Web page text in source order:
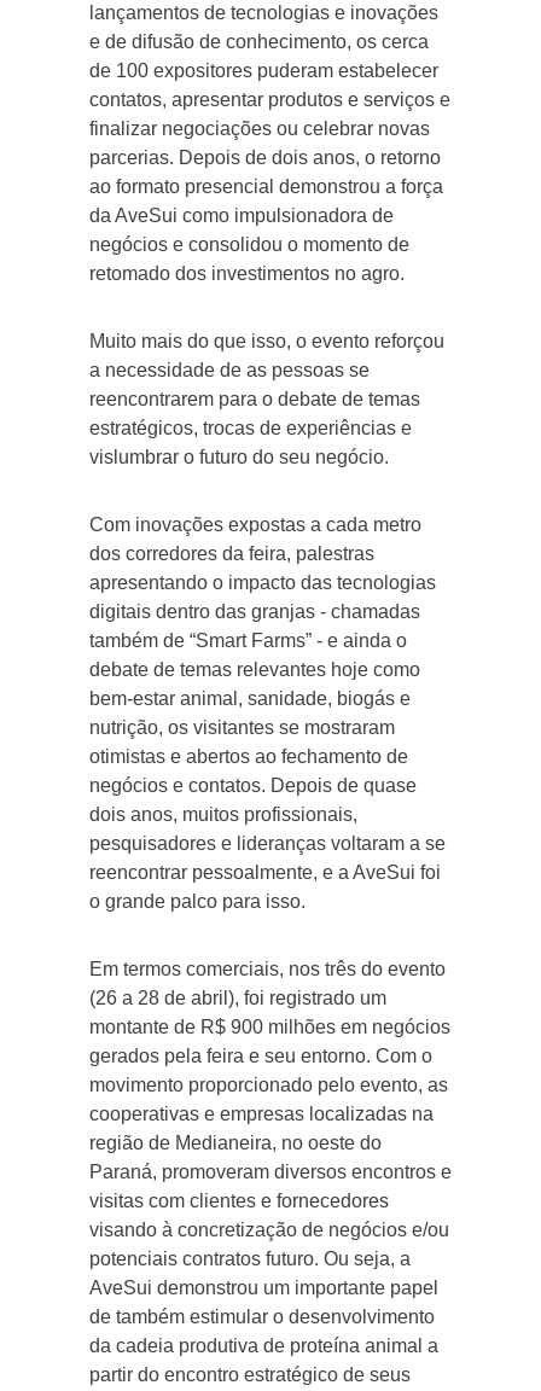
lançamentos de tecnologias e inovações
e de difusão de conhecimento, os cerca
de 100 expositores puderam estabelecer
contatos, apresentar produtos e serviços e
finalizar negociações ou celebrar novas
parcerias. Depois de dois anos, o retorno
ao formato presencial demonstrou a força
da AveSui como impulsionadora de
negócios e consolidou o momento de
retomado dos investimentos no agro.
Muito mais do que isso, o evento reforçou
a necessidade de as pessoas se
reencontrarem para o debate de temas
estratégicos, trocas de experiências e
vislumbrar o futuro do seu negócio.
Com inovações expostas a cada metro
dos corredores da feira, palestras
apresentando o impacto das tecnologias
digitais dentro das granjas - chamadas
também de “Smart Farms” - e ainda o
debate de temas relevantes hoje como
bem-estar animal, sanidade, biogás e
nutrição, os visitantes se mostraram
otimistas e abertos ao fechamento de
negócios e contatos. Depois de quase
dois anos, muitos profissionais,
pesquisadores e lideranças voltaram a se
reencontrar pessoalmente, e a AveSui foi
o grande palco para isso.
Em termos comerciais, nos três do evento
(26 a 28 de abril), foi registrado um
montante de R$ 900 milhões em negócios
gerados pela feira e seu entorno. Com o
movimento proporcionado pelo evento, as
cooperativas e empresas localizadas na
região de Medianeira, no oeste do
Paraná, promoveram diversos encontros e
visitas com clientes e fornecedores
visando à concretização de negócios e/ou
potenciais contratos futuro. Ou seja, a
AveSui demonstrou um importante papel
de também estimular o desenvolvimento
da cadeia produtiva de proteína animal a
partir do encontro estratégico de seus